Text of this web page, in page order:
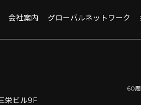
会社案内 グローバルネットワーク
栄ビル9F
60